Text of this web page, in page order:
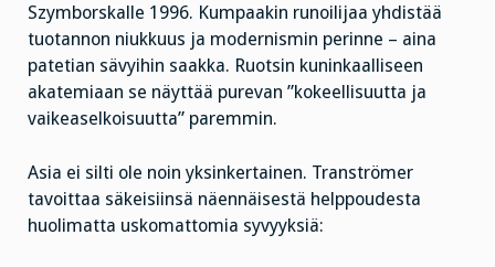
Szymborskalle 1996. Kumpaakin runoilijaa yhdistää
tuotannon niukkuus ja modernismin perinne – aina
patetian sävyihin saakka. Ruotsin kuninkaalliseen
akatemiaan se näyttää purevan ”kokeellisuutta ja
vaikeaselkoisuutta” paremmin.
Asia ei silti ole noin yksinkertainen. Tranströmer
tavoittaa säkeisiinsä näennäisestä helppoudesta
huolimatta uskomattomia syvyyksiä: